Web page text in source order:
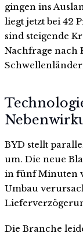
gingen ins
liegt jetzt bei 42
sind steigende
Nachfrage nach
BYD stellt
um. Die neue
in fünf Minuten
Umbau
Die Branche